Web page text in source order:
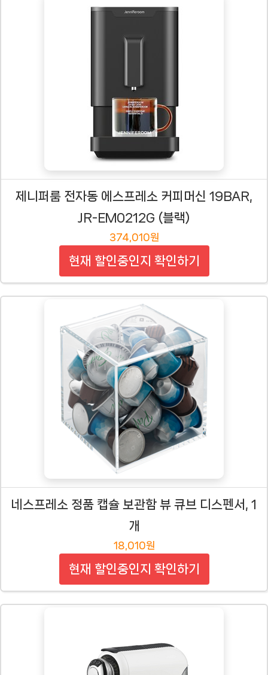
제니퍼룸 전자동 에스프레소 커피머신 19BAR,
JR-EM0212G (블랙)
374,010원
현재 할인중인지 확인하기
네스프레소 정품 캡슐 보관함 뷰 큐브 디스펜서, 1
개
18,010원
현재 할인중인지 확인하기